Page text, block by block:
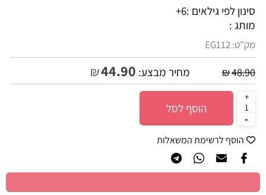
סינון לפי גילאים :6+
מותג :
מק"ט:EG112
₪48.90 מחיר מבצע: ₪44.90
הוסף לסל
הוסף לרשימת המשאלות